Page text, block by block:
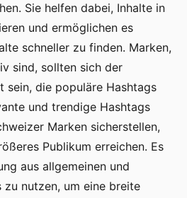
Sie helfen dabei, Inhalte in
und ermöglichen es
schneller zu finden. Marken,
sind, sollten sich der
sein, die populäre Hashtags
und trendige Hashtags
Marken sicherstellen,
Publikum erreichen. Es
aus allgemeinen und
zu nutzen, um eine breite